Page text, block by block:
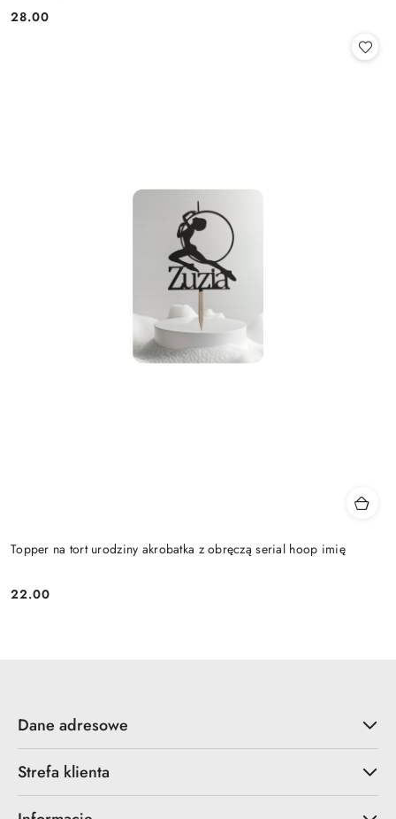
Cena:
28.00
Topper na tort urodziny akrobatka z obręczą serial hoop imię
Cena:
22.00
Dane adresowe
Strefa klienta